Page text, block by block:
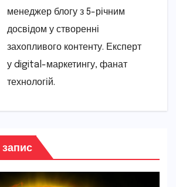
менеджер блогу з 5-річним
досвідом у створенні
захопливого контенту. Експерт
у digital-маркетингу, фанат
технологій.